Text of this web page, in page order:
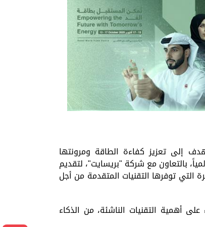
إلى تعزيز كفاءة الطاقة ومرونتها
بالتعاون مع شركة "بريسايت"، لتقديم
توفرها التقنيات المتقدمة من أجل
أهمية التقنيات الناشئة، من الذكاء